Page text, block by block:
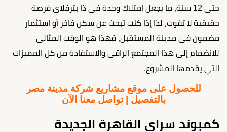
حتى 12 سنة، ما يجعل امتلاك وحدة في ذا بترفلاي فرصة
حقيقية لا تفوت، لذا إذا كنت تبحث عن سكن فاخر أو استثمار
مضمون في مدينة المستقبل، فهذا هو الوقت المثالي
للانضمام إلى هذا المجتمع الراقي والاستفادة من كل المميزات
التي يقدمها المشروع.
للحصول على موقع مشاريع شركة مدينة مصر
بالتفصيل | تواصل معنا الآن
كمبوند سراي القاهرة الجديدة